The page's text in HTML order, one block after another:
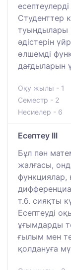
Студенттер
туындылары
әдістерін
өлшемді
дағдыларын
Оқу жылы - 1
Семестр - 2
Несиелер - 6
Есептеу III
Бұл пән
жалғасы,
функциялар,
т.б. сияқты
Есептеуді
ұғымдарды
ғылым мен
қолдануға